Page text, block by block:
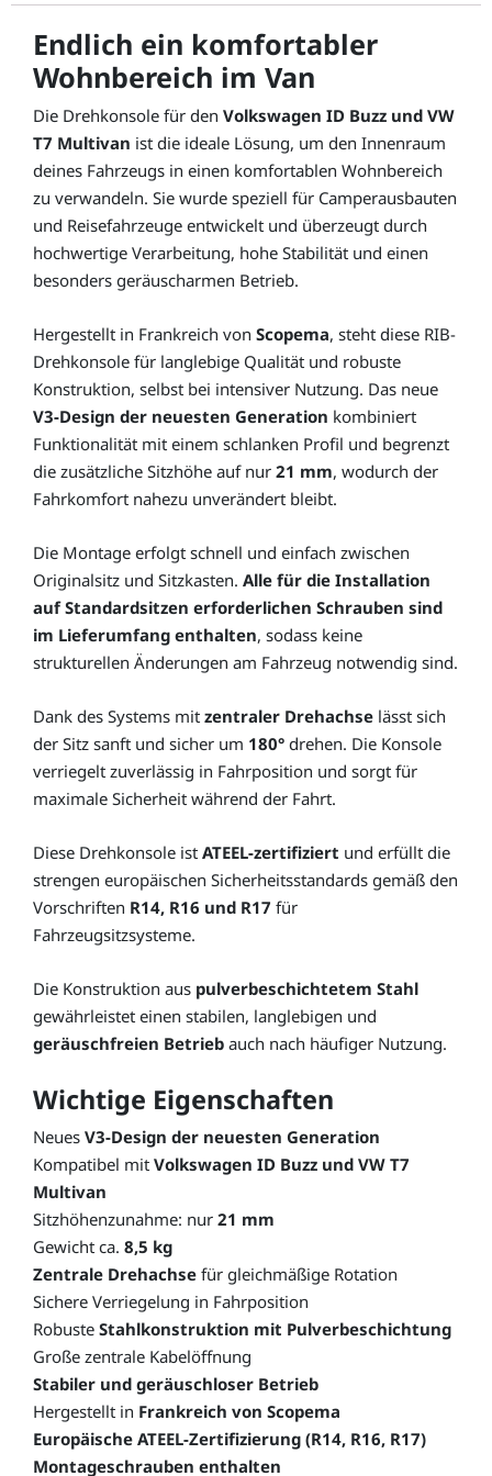
Endlich ein komfortabler
Wohnbereich im Van
Die Drehkonsole für den Volkswagen ID Buzz und VW
T7 Multivan ist die ideale Lösung, um den Innenraum
deines Fahrzeugs in einen komfortablen Wohnbereich
zu verwandeln. Sie wurde speziell für Camperausbauten
und Reisefahrzeuge entwickelt und überzeugt durch
hochwertige Verarbeitung, hohe Stabilität und einen
besonders geräuscharmen Betrieb.
Hergestellt in Frankreich von Scopema, steht diese RIB-
Drehkonsole für langlebige Qualität und robuste
Konstruktion, selbst bei intensiver Nutzung. Das neue
V3-Design der neuesten Generation kombiniert
Funktionalität mit einem schlanken Profil und begrenzt
die zusätzliche Sitzhöhe auf nur 21 mm, wodurch der
Fahrkomfort nahezu unverändert bleibt.
Die Montage erfolgt schnell und einfach zwischen
Originalsitz und Sitzkasten. Alle für die Installation
auf Standardsitzen erforderlichen Schrauben sind
im Lieferumfang enthalten, sodass keine
strukturellen Änderungen am Fahrzeug notwendig sind.
Dank des Systems mit zentraler Drehachse lässt sich
der Sitz sanft und sicher um 180° drehen. Die Konsole
verriegelt zuverlässig in Fahrposition und sorgt für
maximale Sicherheit während der Fahrt.
Diese Drehkonsole ist ATEEL-zertifiziert und erfüllt die
strengen europäischen Sicherheitsstandards gemäß den
Vorschriften R14, R16 und R17 für
Fahrzeugsitzsysteme.
Die Konstruktion aus pulverbeschichtetem Stahl
gewährleistet einen stabilen, langlebigen und
geräuschfreien Betrieb auch nach häufiger Nutzung.
Wichtige Eigenschaften
Neues V3-Design der neuesten Generation
Kompatibel mit Volkswagen ID Buzz und VW T7
Multivan
Sitzhöhenzunahme: nur 21 mm
Gewicht ca. 8,5 kg
Zentrale Drehachse für gleichmäßige Rotation
Sichere Verriegelung in Fahrposition
Robuste Stahlkonstruktion mit Pulverbeschichtung
Große zentrale Kabelöffnung
Stabiler und geräuschloser Betrieb
Hergestellt in Frankreich von Scopema
Europäische ATEEL-Zertifizierung (R14, R16, R17)
Montageschrauben enthalten